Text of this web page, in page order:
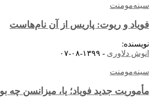
سینه‌مومنت
فویاد و ریوت: پاریس از آن نام‌هاست
نویسنده:
انوش دلاوری - ۱۳۹۹-۰۸-۰۷
سینه‌مومنت
مأموریت جدید فویاد؛ یا، میزانسن چه